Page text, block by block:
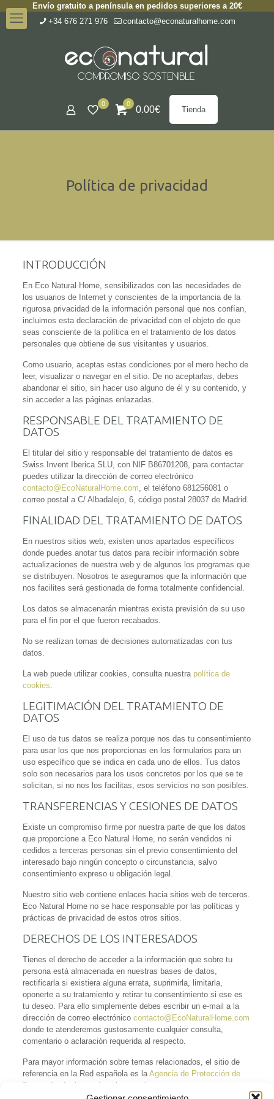
Envío gratuito a península en pedidos superiores a 20€
+34 676 271 976
contacto@econaturalhome.com
0 0
0.00€ Tienda
Política de privacidad
INTRODUCCIÓN
En Eco Natural Home, sensibilizados con las necesidades de
los usuarios de Internet y conscientes de la importancia de la
rigurosa privacidad de la información personal que nos confían,
incluimos esta declaración de privacidad con el objeto de que
seas consciente de la política en el tratamiento de los datos
personales que obtiene de sus visitantes y usuarios.
Como usuario, aceptas estas condiciones por el mero hecho de
leer, visualizar o navegar en el sitio. De no aceptarlas, debes
abandonar el sitio, sin hacer uso alguno de él y su contenido, y
sin acceder a las páginas enlazadas.
RESPONSABLE DEL TRATAMIENTO DE
DATOS
El titular del sitio y responsable del tratamiento de datos es
Swiss Invent Iberica SLU, con NIF B86701208, para contactar
puedes utilizar la dirección de correo electrónico
contacto@EcoNaturalHome.com, el teléfono 681256081 o
correo postal a C/ Albadalejo, 6, código postal 28037 de Madrid.
FINALIDAD DEL TRATAMIENTO DE DATOS
En nuestros sitios web, existen unos apartados específicos
donde puedes anotar tus datos para recibir información sobre
actualizaciones de nuestra web y de algunos los programas que
se distribuyen. Nosotros te aseguramos que la información que
nos facilites será gestionada de forma totalmente confidencial.
Los datos se almacenarán mientras exista previsión de su uso
para el fin por el que fueron recabados.
No se realizan tomas de decisiones automatizadas con tus
datos.
La web puede utilizar cookies, consulta nuestra política de
cookies.
LEGITIMACIÓN DEL TRATAMIENTO DE
DATOS
El uso de tus datos se realiza porque nos das tu consentimiento
para usar los que nos proporcionas en los formularios para un
uso específico que se indica en cada uno de ellos. Tus datos
solo son necesarios para los usos concretos por los que se te
solicitan, si no nos los facilitas, esos servicios no son posibles.
TRANSFERENCIAS Y CESIONES DE DATOS
Existe un compromiso firme por nuestra parte de que los datos
que proporcione a Eco Natural Home, no serán vendidos ni
cedidos a terceras personas sin el previo consentimiento del
interesado bajo ningún concepto o circunstancia, salvo
consentimiento expreso u obligación legal.
Nuestro sitio web contiene enlaces hacia sitios web de terceros.
Eco Natural Home no se hace responsable por las políticas y
prácticas de privacidad de estos otros sitios.
DERECHOS DE LOS INTERESADOS
Tienes el derecho de acceder a la información que sobre tu
persona está almacenada en nuestras bases de datos,
rectificarla si existiera alguna errata, suprimirla, limitarla,
oponerte a su tratamiento y retirar tu consentimiento si ese es
tu deseo. Para ello simplemente debes escribir un e-mail a la
dirección de correo electrónico contacto@EcoNaturalHome.com
donde te atenderemos gustosamente cualquier consulta,
comentario o aclaración requerida al respecto.
Para mayor información sobre temas relacionados, el sitio de
referencia en la Red española es laAgencia de Protección de
Datos
, donde tienes derecho a reclamar.